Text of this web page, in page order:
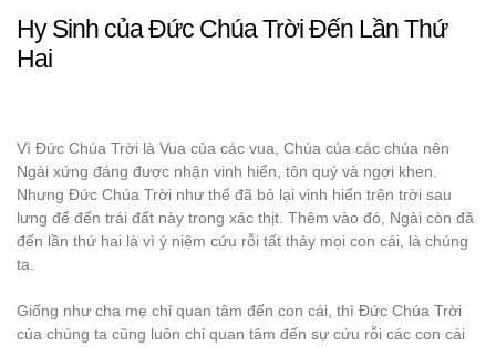
Hy Sinh của Đức Chúa Trời Đến Lần Thứ
Hai
Vì Đức Chúa Trời là Vua của các vua, Chúa của các chúa nên
Ngài xứng đáng được nhận vinh hiển, tôn quý và ngợi khen.
Nhưng Đức Chúa Trời như thế đã bỏ lại vinh hiển trên trời sau
lưng để đến trái đất này trong xác thịt. Thêm vào đó, Ngài còn đã
đến lần thứ hai là vì ý niệm cứu rỗi tất thảy mọi con cái, là chúng
ta.
Giống như cha mẹ chỉ quan tâm đến con cái, thì Đức Chúa Trời
của chúng ta cũng luôn chỉ quan tâm đến sự cứu rỗi các con cái